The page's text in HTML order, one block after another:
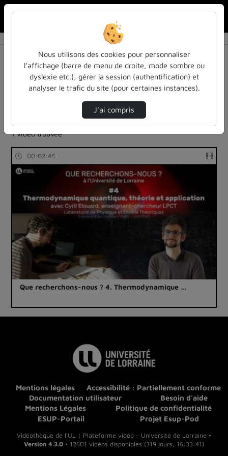
Résultats de la recherche
Filtres actifs (cliquer pour en retirer) :
reportages
sdun-videos-en-ligne
sdun-videos-en-ligne
universite-de-lorraine
1 vidéo trouvée
00:02:45
Que recherchons-nous ? 4. Thermodynamique …
Mentions légales
Accessibilité : Partiellement conforme
Documentation utilisateur
Besoin d'aide
Mentions Légales
Politique de confidentialité
ESUP-Portail
Projet Esup-Pod
Vidéothèque de l'UL | Plateforme vidéo - Université de Lorraine •
Version 4.3.0 • 12601 vidéos disponibles (319 jours, 16:33:41)
Nous utilisons des cookies pour personnaliser
l’affichage (barre de menu de droite, mode sombre ou
dyslexie etc.), gérer la session (authentification) et
analyser le trafic du site (pour certaines instances).
J’ai compris